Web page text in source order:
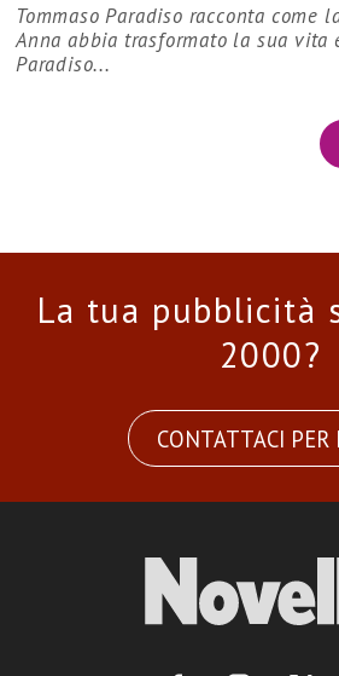
Tommaso Paradiso racconta
Anna abbia trasformato la sua vita
Paradiso...
La tua pubblicità
2000?
CONTATTACI PER